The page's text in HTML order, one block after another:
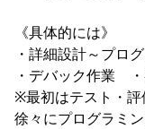
《具体的には》
・詳細設計～プロ
・デバック作業
※最初はテスト・評
徐々にプログラミ